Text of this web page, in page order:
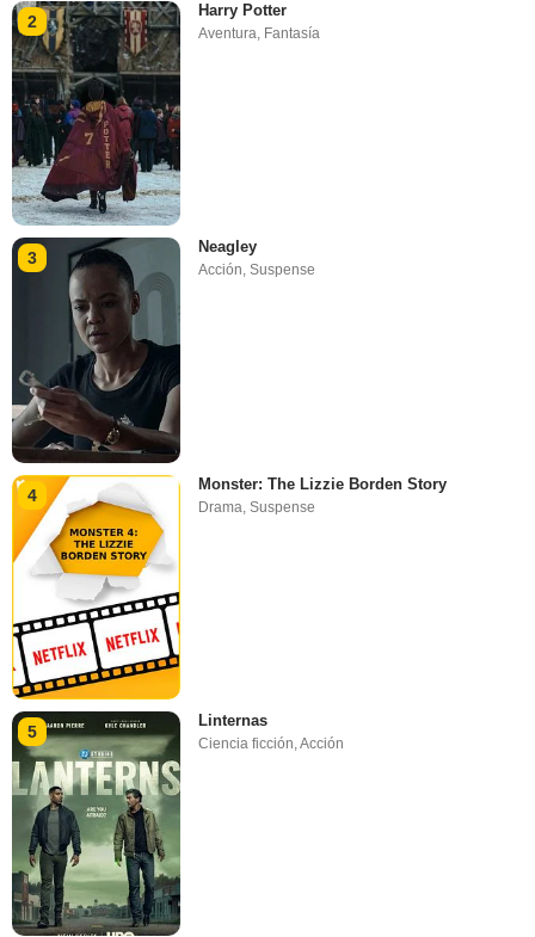
2
Harry Potter
Aventura, Fantasía
3
Neagley
Acción,Suspense
4
Monster: The Lizzie Borden Story
Drama ,Suspense
5
Linternas
Ciencia ficción,Acción